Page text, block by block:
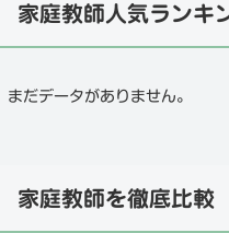
家庭教師人気ランキ
まだデータがありません。
家庭教師を徹底比較